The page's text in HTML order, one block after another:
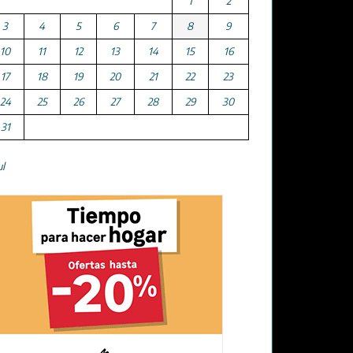
3
4 5 6 7 8
9
10
11 12 13 14 15
16
17
18 19 20 21 22
23
24
25 26 27 28 29
30
31